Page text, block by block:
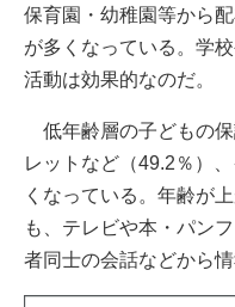
保育園・幼稚園等から
が多くなっている。学
活動は効果的なのだ。
低年齢層の子どもの
レットなど（49.2％）
くなっている。年齢が
も、テレビや本・パン
者同士の会話などから